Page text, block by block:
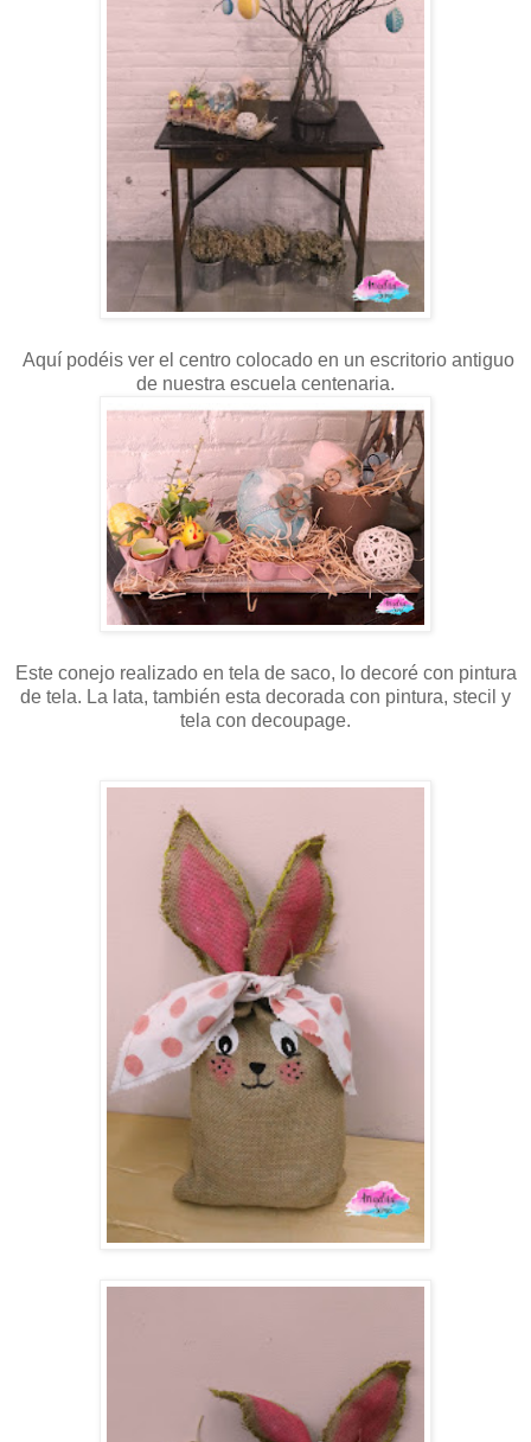
Aquí podéis ver el centro colocado en un escritorio antiguo
de nuestra escuela centenaria.
Este conejo realizado en tela de saco, lo decoré con pintura
de tela. La lata, también esta decorada con pintura, stecil y
tela con decoupage.